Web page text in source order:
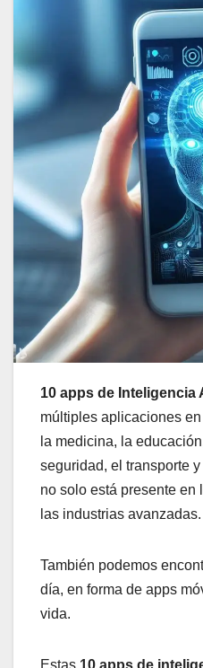
10 apps de Inteligencia
múltiples aplicaciones
la medicina, la
seguridad, el transporte
no solo está presente en
las industrias avanzadas.
También podemos
día, en forma de apps
vida.